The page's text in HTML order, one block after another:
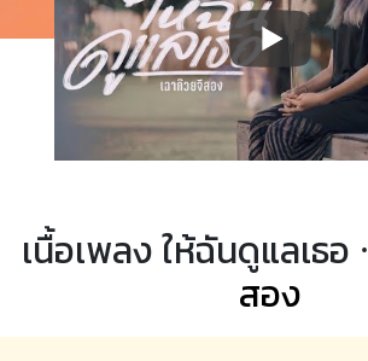
เนื้อเพลง ให้ฉันดูแลเธอ ·
สอง